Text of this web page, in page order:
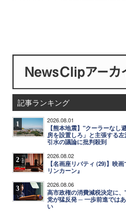
記事ランキング
1 2026.08.01
【熊本地震】"クーラーなし
房を設置しろ」と主張する
引水の議論に批判殺到
2 2026.08.02
【名画座リバティ (29)】映
リンカーン』
3 2026.08.06
高市政権の消費減税決定に
党が猛反発 ─ 一歩前進では
い